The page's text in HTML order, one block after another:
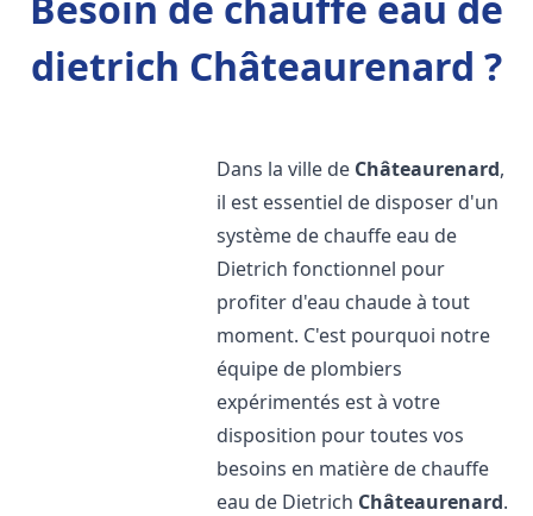
dietrich Châteaurenard ?
Dans la ville de Châteaurenard,
il est essentiel de disposer d'un
système de chauffe eau de
Dietrich fonctionnel pour
profiter d'eau chaude à tout
moment. C'est pourquoi notre
équipe de plombiers
expérimentés est à votre
disposition pour toutes vos
besoins en matière de chauffe
eau de Dietrich Châteaurenard.